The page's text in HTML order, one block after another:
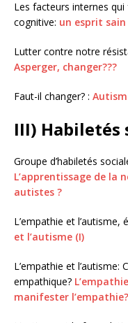
Les facteurs internes
cognitive: un esprit
Lutter contre notre
Asperger, changer???
Faut-il changer? :
III) Habiletés
Groupe d’habiletés
L’apprentissage de la
autistes ?
L’empathie et l’autisme,
et l’autisme (I)
L’empathie et
empathique?
manifester